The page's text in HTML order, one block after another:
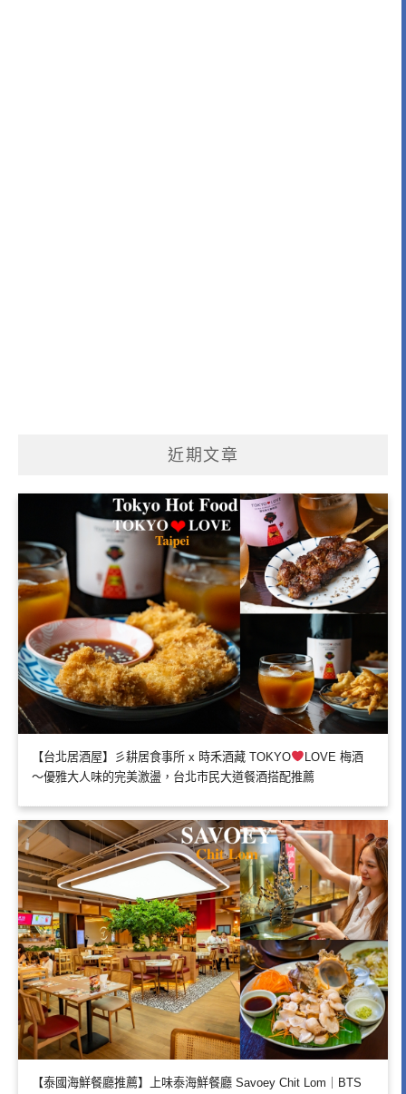
近期文章
【台北居酒屋】彡耕居食事所 x 時禾酒藏 TOKYO
LOVE 梅酒
～優雅大人味的完美激盪，台北市民大道餐酒搭配推薦
【泰國海鮮餐廳推薦】上味泰海鮮餐廳 Savoey Chit Lom｜BTS